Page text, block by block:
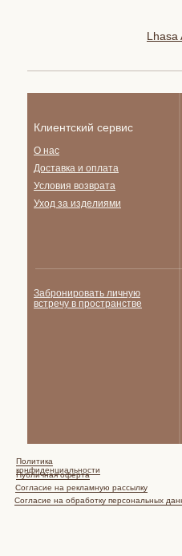
Lhasa
О нас
Клиентский сервис
Доставка и оплата
Условия возврата
Уход за изделиями
Политика
конфиденциальности
Публичная оферта
Согласие на рекламную рассылку
Согласие на обработку персональных
Забронировать личную
встречу в пространстве